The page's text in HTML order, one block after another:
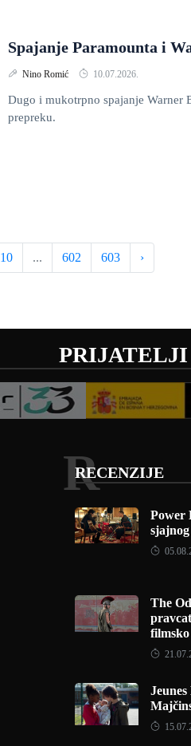
Spajanje Paramounta i
Nino Romić 10.07.2026.
Dugo i mukotrpno spajanje Warner
prepreku.
10 ... 602 603 ›
RECENZIJE
R
Power
The
Jeunes